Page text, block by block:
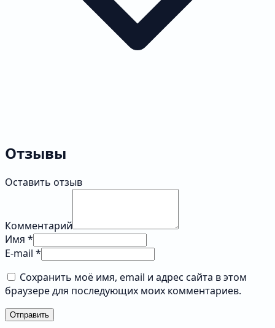
Отзывы
Оставить отзыв
Комментарий
Имя *
E-mail *
Сохранить моё имя, email и адрес сайта в этом
браузере для последующих моих комментариев.
Отправить